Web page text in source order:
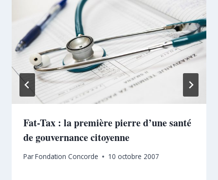
Fat-Tax : la première pierre d’une santé
de gouvernance citoyenne
ParFondation Concorde 10 octobre 2007